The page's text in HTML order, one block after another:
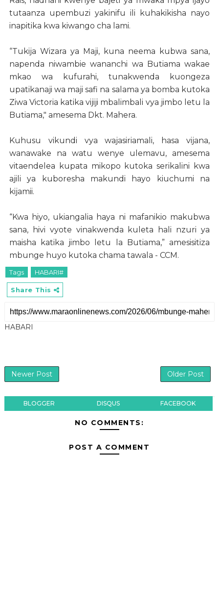
tutaanza upembuzi yakinifu ili kuhakikisha nayo
inapitika kwa kiwango cha lami.
“Tukija Wizara ya Maji, kuna neema kubwa sana,
napenda niwambie wananchi wa Butiama wakae
mkao wa kufurahi, tunakwenda kuongeza
upatikanaji wa maji safi na salama ya bomba kutoka
Ziwa Victoria katika vijiji mbalimbali vya jimbo letu la
Butiama," amesema Dkt. Mahera.
Kuhusu vikundi vya wajasiriamali, hasa vijana,
wanawake na watu wenye ulemavu, amesema
vitaendelea kupata mikopo kutoka serikalini kwa
ajili ya kuboresha makundi hayo kiuchumi na
kijamii.
“Kwa hiyo, ukiangalia haya ni mafanikio makubwa
sana, hivi vyote vinakwenda kuleta hali nzuri ya
maisha katika jimbo letu la Butiama,” amesisitiza
mbunge huyo kutoka chama tawala - CCM.
Tags HABARI#
Share This
HABARI
Newer Post Older Post
BLOGGER DISQUS FACEBOOK
NO COMMENTS:
POST A COMMENT